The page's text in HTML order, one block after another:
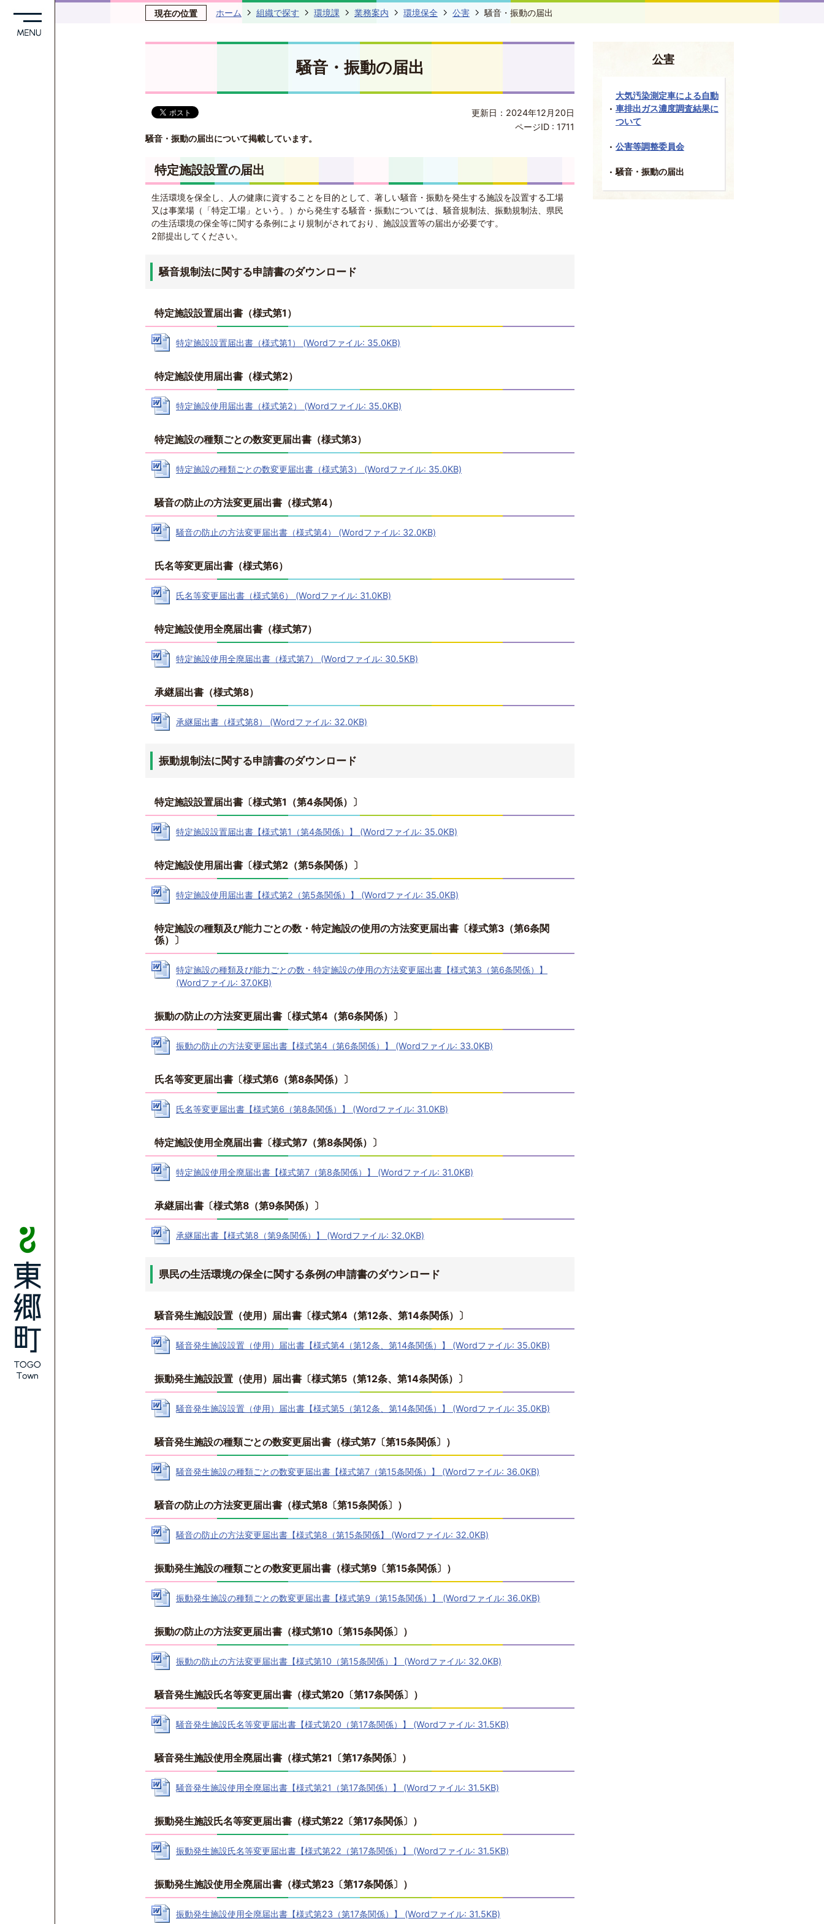
現在の位置 ホーム 組織で探す 環境課 業務案内 環境保全 公害 騒音・振動の届出
騒音・振動の届出
更新日：2024年12月20日
ページID : 1711
騒音・振動の届出について掲載しています。
特定施設設置の届出
生活環境を保全し、人の健康に資することを目的として、著しい騒音・振動を発生する施設を設置する工場
又は事業場（「特定工場」という。）から発生する騒音・振動については、騒音規制法、振動規制法、県民
の生活環境の保全等に関する条例により規制がされており、施設設置等の届出が必要です。
2部提出してください。
騒音規制法に関する申請書のダウンロード
特定施設設置届出書（様式第1）
特定施設設置届出書（様式第1） (Wordファイル: 35.0KB)
特定施設使用届出書（様式第2）
特定施設使用届出書（様式第2） (Wordファイル: 35.0KB)
特定施設の種類ごとの数変更届出書（様式第3）
特定施設の種類ごとの数変更届出書（様式第3） (Wordファイル: 35.0KB)
騒音の防止の方法変更届出書（様式第4）
騒音の防止の方法変更届出書（様式第4） (Wordファイル: 32.0KB)
氏名等変更届出書（様式第6）
氏名等変更届出書（様式第6） (Wordファイル: 31.0KB)
特定施設使用全廃届出書（様式第7）
特定施設使用全廃届出書（様式第7） (Wordファイル: 30.5KB)
承継届出書（様式第8）
承継届出書（様式第8） (Wordファイル: 32.0KB)
振動規制法に関する申請書のダウンロード
特定施設設置届出書〔様式第1（第4条関係）〕
特定施設設置届出書【様式第1（第4条関係）】 (Wordファイル: 35.0KB)
特定施設使用届出書〔様式第2（第5条関係）〕
特定施設使用届出書【様式第2（第5条関係）】 (Wordファイル: 35.0KB)
特定施設の種類及び能力ごとの数・特定施設の使用の方法変更届出書〔様式第3（第6条関
係）〕
特定施設の種類及び能力ごとの数・特定施設の使用の方法変更届出書【様式第3（第6条関係）】
(Wordファイル: 37.0KB)
振動の防止の方法変更届出書〔様式第4（第6条関係）〕
振動の防止の方法変更届出書【様式第4（第6条関係）】 (Wordファイル: 33.0KB)
氏名等変更届出書〔様式第6（第8条関係）〕
氏名等変更届出書【様式第6（第8条関係）】 (Wordファイル: 31.0KB)
特定施設使用全廃届出書〔様式第7（第8条関係）〕
特定施設使用全廃届出書【様式第7（第8条関係）】 (Wordファイル: 31.0KB)
承継届出書〔様式第8（第9条関係）〕
承継届出書【様式第8（第9条関係）】 (Wordファイル: 32.0KB)
県民の生活環境の保全に関する条例の申請書のダウンロード
騒音発生施設設置（使用）届出書〔様式第4（第12条、第14条関係）〕
騒音発生施設設置（使用）届出書【様式第4（第12条、第14条関係）】 (Wordファイル: 35.0KB)
振動発生施設設置（使用）届出書〔様式第5（第12条、第14条関係）〕
騒音発生施設設置（使用）届出書【様式第5（第12条、第14条関係）】 (Wordファイル: 35.0KB)
騒音発生施設の種類ごとの数変更届出書（様式第7〔第15条関係〕）
騒音発生施設の種類ごとの数変更届出書【様式第7（第15条関係）】 (Wordファイル: 36.0KB)
騒音の防止の方法変更届出書（様式第8〔第15条関係〕）
騒音の防止の方法変更届出書【様式第8（第15条関係】 (Wordファイル: 32.0KB)
振動発生施設の種類ごとの数変更届出書（様式第9〔第15条関係〕）
振動発生施設の種類ごとの数変更届出書【様式第9（第15条関係）】 (Wordファイル: 36.0KB)
振動の防止の方法変更届出書（様式第10〔第15条関係〕）
振動の防止の方法変更届出書【様式第10（第15条関係）】 (Wordファイル: 32.0KB)
騒音発生施設氏名等変更届出書（様式第20〔第17条関係〕）
騒音発生施設氏名等変更届出書【様式第20（第17条関係）】 (Wordファイル: 31.5KB)
騒音発生施設使用全廃届出書（様式第21〔第17条関係〕）
騒音発生施設使用全廃届出書【様式第21（第17条関係）】 (Wordファイル: 31.5KB)
振動発生施設氏名等変更届出書（様式第22〔第17条関係〕）
振動発生施設氏名等変更届出書【様式第22（第17条関係）】 (Wordファイル: 31.5KB)
振動発生施設使用全廃届出書（様式第23〔第17条関係〕）
振動発生施設使用全廃届出書【様式第23（第17条関係）】 (Wordファイル: 31.5KB)
公害
大気汚染測定車による自動
車排出ガス濃度調査結果に
ついて
公害等調整委員会
騒音・振動の届出